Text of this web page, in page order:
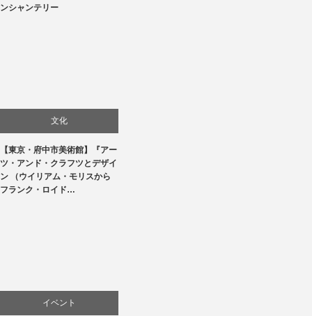
ンシャンテリー
文化
美術展・美術館・博物館巡り
【東京・府中市美術館】『アー
ツ・アンド・クラフツとデザイ
ン （ウイリアム・モリスから
フランク・ロイド…
イベント